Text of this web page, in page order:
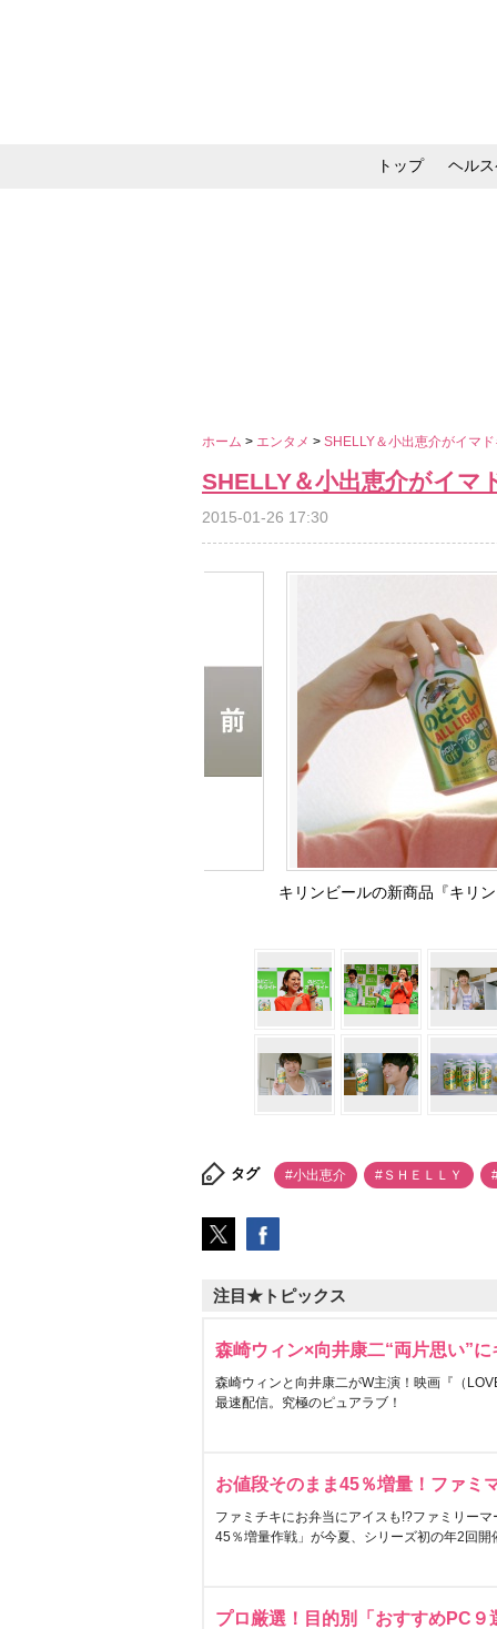
トップ ヘル
ホーム > エンタメ > SHELLY＆小出恵介がイマ
SHELLY＆小出恵介がイマ
2015-01-26 17:30
キリンビールの新商品『キリ
タグ #小出恵介 #ＳＨＥＬＬＹ
注目★トピックス
森崎ウィン×向井康二“両片思い”
森崎ウィンと向井康二がW主演！映画『（
最速配信。究極のピュアラブ！
お値段そのまま45％増量！ファミ
ファミチキにお弁当にアイスも!?ファミリー
45％増量作戦」が今夏、シリーズ初の年2回開
プロ厳選！目的別「おすすめPC９